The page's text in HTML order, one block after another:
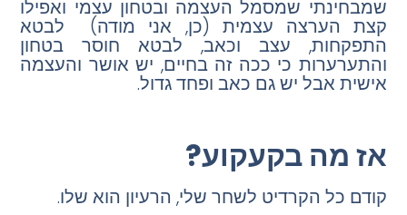
שמבחינתי שמסמל העצמה ובטחון עצמי ואפילו
קצת הערצה עצמית (כן, אני מודה) לבטא
התפקחות, עצב וכאב, לבטא חוסר בטחון
והתערערות כי ככה זה בחיים, יש אושר והעצמה
אישית אבל יש גם כאב ופחד גדול.
אז מה בקעקוע?
קודם כל הקרדיט לשחר שלי, הרעיון הוא שלו.